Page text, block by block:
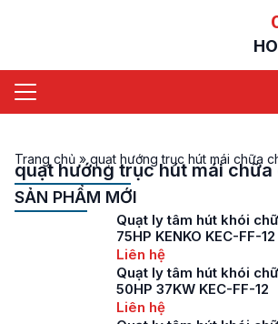
Trang chủ »quạt hướng trục hút mái chữa
quạt hướng trục hút mái
SẢN PHẨM MỚI
Quạt ly tâm hút khói
75HP KENKO KEC-FF-12
Liên hệ
Quạt ly tâm hút khói
50HP 37KW KEC-FF-12
Liên hệ